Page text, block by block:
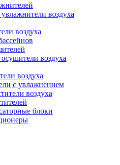
воздуха
воздуха
воздуха
воздуха
с увлажнением
воздуха
блоки